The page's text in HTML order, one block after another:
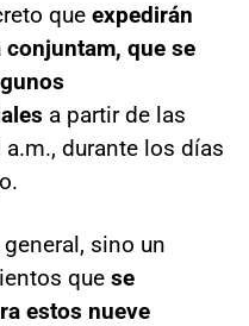
que expedirán
que se
a partir de las
durante los días
sino un
que se
estos nueve